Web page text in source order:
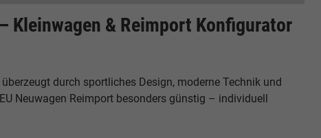
Kleinwagen & Reimport Konfigurator
durch sportliches Design, moderne Technik und
Neuwagen Reimport besonders günstig – individuell